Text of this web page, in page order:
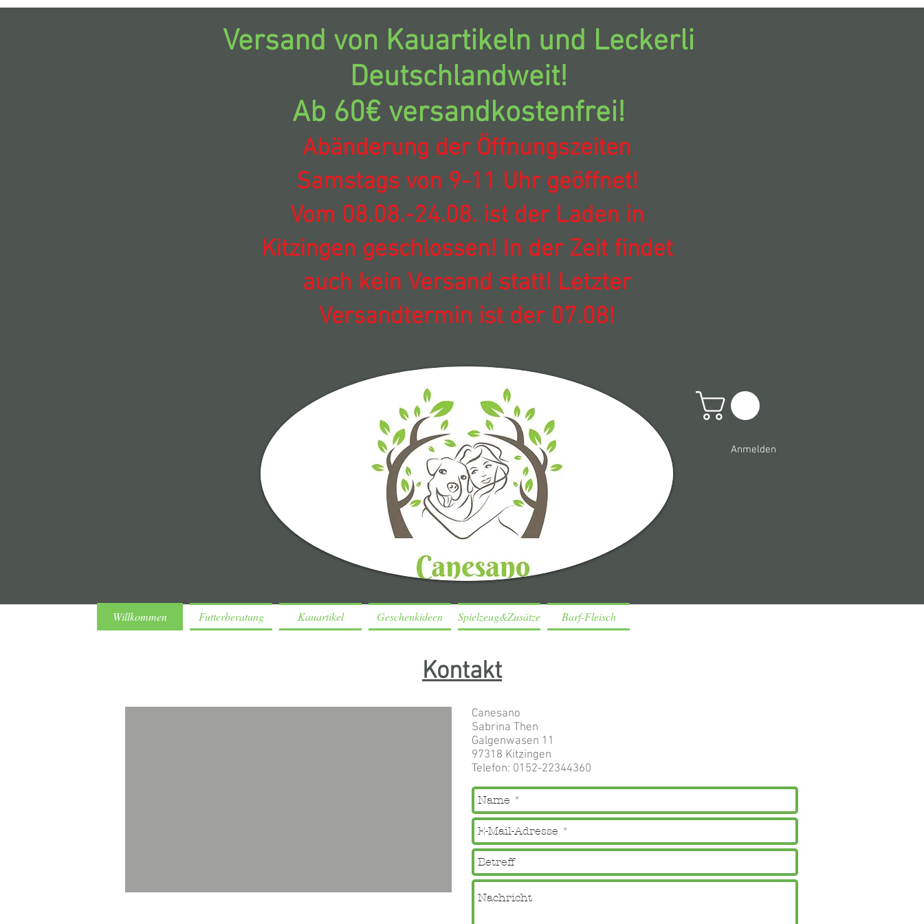
Versand von Kauartikeln und Leckerli
Deutschlandweit!
Ab 60€ versandkostenfrei!
Abänderung der Öffnungszeiten
Samstags von 9-11 Uhr geöffnet!
Vom 08.08.-24.08. ist der Laden in
Kitzingen geschlossen! In der Zeit findet
auch kein Versand statt! Letzter
Versandtermin ist der 07.08!
Anmelden
Willkommen Futterberatung Kauartikel Geschenkideen Spielzeug&Zusätze Barf-Fleisch
Kontakt
Canesano
Sabrina Then
Galgenwasen 11
97318 Kitzingen
Telefon: 0152-22344360